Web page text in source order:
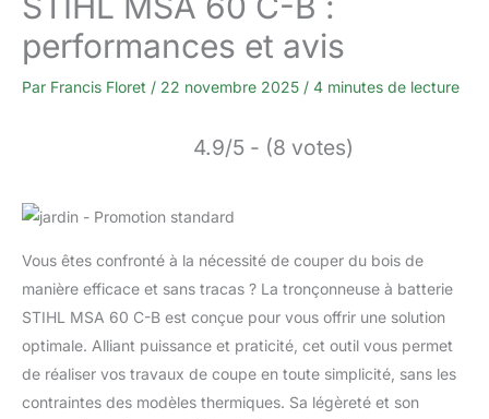
performances et avis
Par Francis Floret / 22 novembre 2025 / 4 minutes de lecture
4.9/5 - (8 votes)
Vous êtes confronté à la nécessité de couper du bois de
manière efficace et sans tracas ? La tronçonneuse à batterie
STIHL MSA 60 C-B est conçue pour vous offrir une solution
optimale. Alliant puissance et praticité, cet outil vous permet
de réaliser vos travaux de coupe en toute simplicité, sans les
contraintes des modèles thermiques. Sa légèreté et son